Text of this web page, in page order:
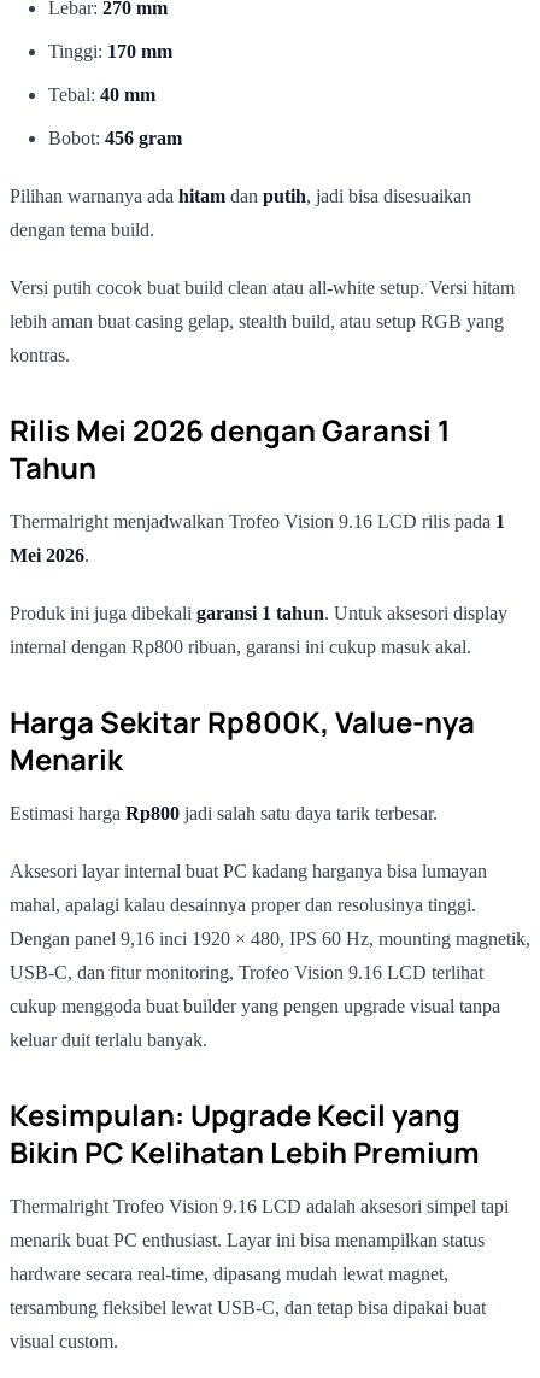
Lebar: 270 mm
Tinggi: 170 mm
Tebal: 40 mm
Bobot: 456 gram
Pilihan warnanya ada hitam dan putih, jadi bisa disesuaikan
dengan tema build.
Versi putih cocok buat build clean atau all-white setup. Versi hitam
lebih aman buat casing gelap, stealth build, atau setup RGB yang
kontras.
Rilis Mei 2026 dengan Garansi 1
Tahun
Thermalright menjadwalkan Trofeo Vision 9.16 LCD rilis pada 1
Mei 2026.
Produk ini juga dibekali garansi 1 tahun. Untuk aksesori display
internal dengan Rp800 ribuan, garansi ini cukup masuk akal.
Harga Sekitar Rp800K, Value-nya
Menarik
Estimasi harga Rp800 jadi salah satu daya tarik terbesar.
Aksesori layar internal buat PC kadang harganya bisa lumayan
mahal, apalagi kalau desainnya proper dan resolusinya tinggi.
Dengan panel 9,16 inci 1920 × 480, IPS 60 Hz, mounting magnetik,
USB-C, dan fitur monitoring, Trofeo Vision 9.16 LCD terlihat
cukup menggoda buat builder yang pengen upgrade visual tanpa
keluar duit terlalu banyak.
Kesimpulan: Upgrade Kecil yang
Bikin PC Kelihatan Lebih Premium
Thermalright Trofeo Vision 9.16 LCD adalah aksesori simpel tapi
menarik buat PC enthusiast. Layar ini bisa menampilkan status
hardware secara real-time, dipasang mudah lewat magnet,
tersambung fleksibel lewat USB-C, dan tetap bisa dipakai buat
visual custom.